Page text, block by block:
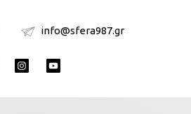
info@sfera987.gr